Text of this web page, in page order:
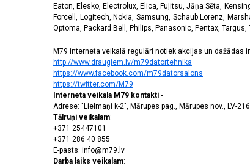
Eaton, Elesko, Electrolux, Elica, Fujitsu, Jāņa Sēta,
Forcell, Logitech, Nokia, Samsung, Schaub Lorenz,
Optoma, Packard Bell, Philips, Panasonic, Pentax,
M79 interneta veikalā regulāri notiek akcijas un
http://www.draugiem.lv/m79datortehnika
https://www.facebook.com/m79datorsalons
https://twitter.com/M79
Interneta veikala M79 kontakti -
Adrese: "Lielmaņi k-2", Mārupes pag., Mārupes nov., LV-
Tālruņi veikalam:
+371 25447101
+371 286 40 855
E-pasts: info@m79.lv
Darba laiks veikalam: